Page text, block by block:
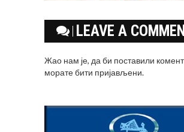
LEAVE A
Жао нам је, да би поставили
моратебити пријављени.